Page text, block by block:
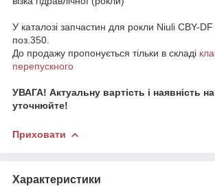
У каталозі запчастин для рокли Niuli CBY-DF
поз.350.
До продажу пропонується тільки в складі
перепускного
УВАГА! Актуальну вартість і наявність на
уточнюйте!
Приховати
Характеристики